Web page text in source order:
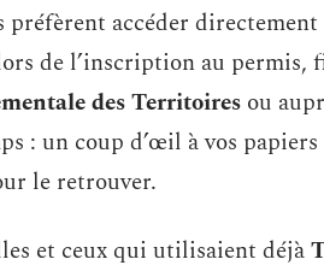
préfèrent accéder directement
de l’inscription au permis,
des Territoires ou
: un coup d’œil à vos
le retrouver.
et ceux qui utilisaient déjà